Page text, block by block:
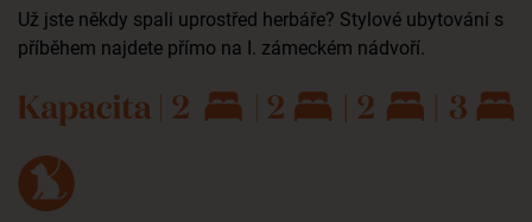
Už jste někdy spali uprostřed herbáře? Stylové ubytování s
příběhem najdete přímo na I. zámeckém nádvoří.